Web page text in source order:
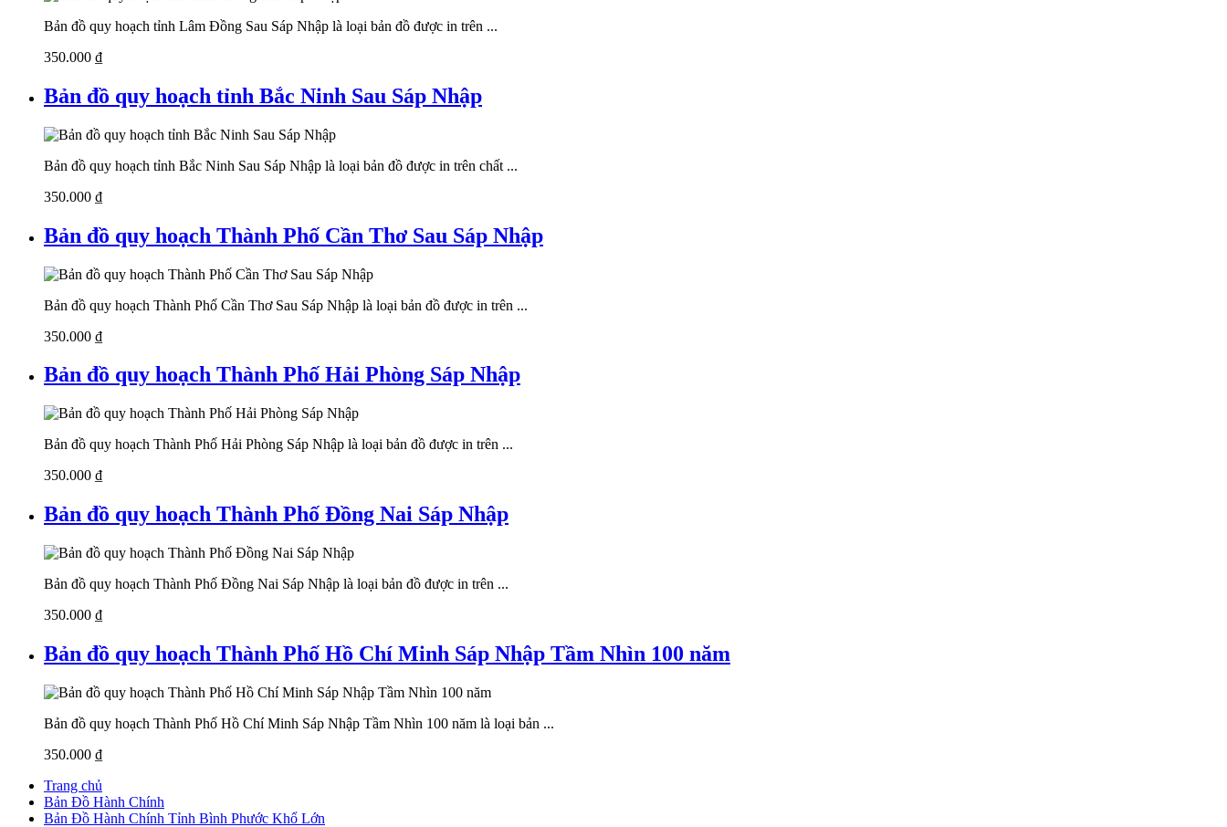
Bản đồ quy hoạch tỉnh Lâm Đồng Sau Sáp Nhập là loại bản đồ được in trên ...
350.000 ₫
Bản đồ quy hoạch tỉnh Bắc Ninh Sau Sáp Nhập
Bản đồ quy hoạch tỉnh Bắc Ninh Sau Sáp Nhập là loại bản đồ được in trên chất ...
350.000 ₫
Bản đồ quy hoạch Thành Phố Cần Thơ Sau Sáp Nhập
Bản đồ quy hoạch Thành Phố Cần Thơ Sau Sáp Nhập là loại bản đồ được in trên ...
350.000 ₫
Bản đồ quy hoạch Thành Phố Hải Phòng Sáp Nhập
Bản đồ quy hoạch Thành Phố Hải Phòng Sáp Nhập là loại bản đồ được in trên ...
350.000 ₫
Bản đồ quy hoạch Thành Phố Đồng Nai Sáp Nhập
Bản đồ quy hoạch Thành Phố Đồng Nai Sáp Nhập là loại bản đồ được in trên ...
350.000 ₫
Bản đồ quy hoạch Thành Phố Hồ Chí Minh Sáp Nhập Tầm Nhìn 100 năm
Bản đồ quy hoạch Thành Phố Hồ Chí Minh Sáp Nhập Tầm Nhìn 100 năm là loại bản ...
350.000 ₫
Trang chủ
Bản Đồ Hành Chính
Bản Đồ Hành Chính Tỉnh Bình Phước Khổ Lớn